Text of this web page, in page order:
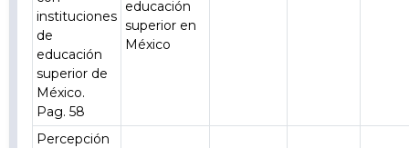
instituciones
de
educación
superior de
México.
Pag. 58
educación
superior en
México
Percepción